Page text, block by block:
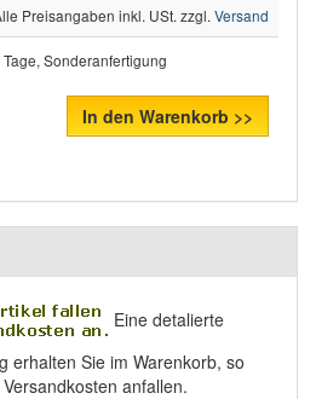
Preisangaben inkl. USt. zzgl. Versand
Tage, Sonderanfertigung
In den Warenkorb >>
Eine detalierte
erhalten Sie im Warenkorb, so
anfallen.